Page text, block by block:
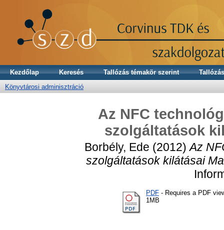
Kezdőlap Keresés Tallózás témakör szerint
Könyvtárosi adminisztráció
Az NFC
szolgáltatások
Borbély, Ede (2012)Az
szolgáltatások kilátásai
PDF - Requires a PDF
1MB